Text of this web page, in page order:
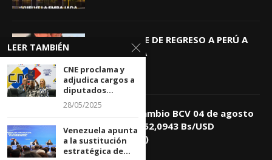
KEIKO TRAE DE REGRESO A PERÚ A
GIOVANNA
04/08/2026
Tasa de Cambio BCV 04 de agosto
de 2026: 752,0943 Bs/USD
(+0,4418%)
04/08/2026
LEER TAMBIÉN
CNE proclama y
adjudica cargos a
diputados...
28/05/2025
Venezuela apunta
a la sustitución
estratégica de...